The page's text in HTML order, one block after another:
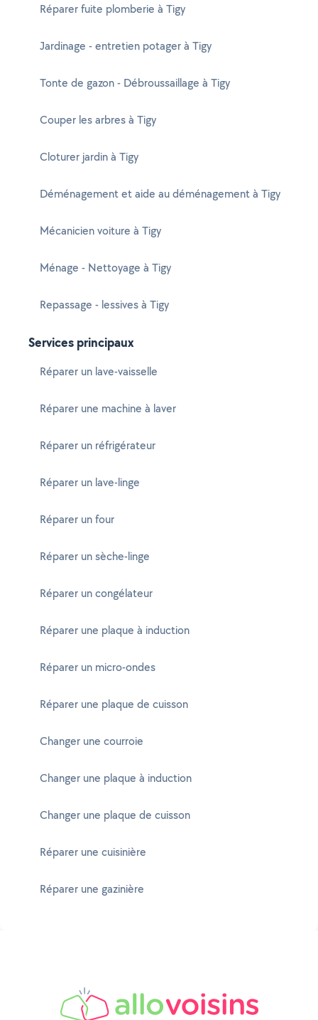
Réparer fuite plomberie à Tigy
Jardinage - entretien potager à Tigy
Tonte de gazon - Débroussaillage à Tigy
Couper les arbres à Tigy
Cloturer jardin à Tigy
Déménagement et aide au déménagement à Tigy
Mécanicien voiture à Tigy
Ménage - Nettoyage à Tigy
Repassage - lessives à Tigy
Services principaux
Réparer un lave-vaisselle
Réparer une machine à laver
Réparer un réfrigérateur
Réparer un lave-linge
Réparer un four
Réparer un sèche-linge
Réparer un congélateur
Réparer une plaque à induction
Réparer un micro-ondes
Réparer une plaque de cuisson
Changer une courroie
Changer une plaque à induction
Changer une plaque de cuisson
Réparer une cuisinière
Réparer une gazinière